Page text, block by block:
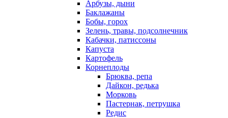
Арбузы, дыни
Баклажаны
Бобы, горох
Зелень, травы, подсолнечник
Кабачки, патиссоны
Капуста
Картофель
Корнеплоды
Брюква, репа
Дайкон, редька
Морковь
Пастернак, петрушка
Редис